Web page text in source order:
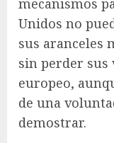
mecanismos
Unidos no
sus aranceles
sin perder sus
europeo,
de una
demostrar.